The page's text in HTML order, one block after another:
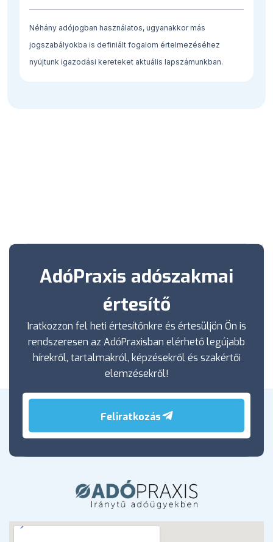
Néhány adójogban használatos, ugyanakkor más
jogszabályokba is definiált fogalom értelmezéséhez
nyújtunk igazodási kereteket aktuális lapszámunkban.
AdóPraxis adószakmai
értesítő
Iratkozzon fel heti értesítőnkre és értesüljön Ön is
rendszeresen az AdóPraxisban elérhető legújabb
hírekről, tartalmakról, képzésekről és szakértői
elemzésekről!
Feliratkozás